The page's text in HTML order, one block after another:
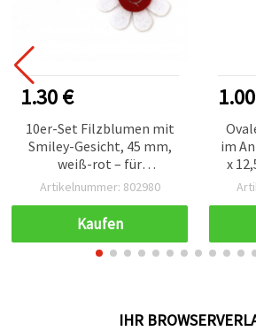
1.30 €
10er-Set Filzblumen mit
Smiley-Gesicht, 45 mm,
weiß-rot – für
Applikationen,
Kartenbasteln &
Kinderbastelprojekte
Artikelnummer: 802980
Kaufen
im
x
IHR